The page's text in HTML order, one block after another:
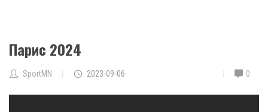
Парис 2024
SportMN 2023-09-06 0